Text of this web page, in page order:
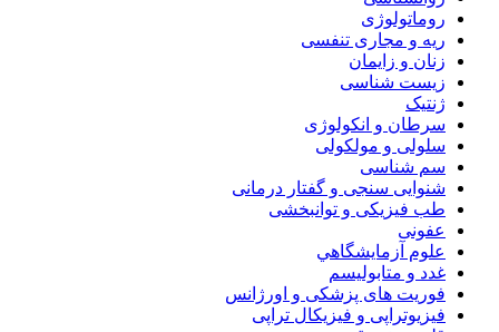
روماتولوژی
ریه و مجاری تنفسی
زنان و زایمان
زیست شناسی
ژنتیک
سرطان و انکولوژی
سلولی و مولکولی
سم شناسی
شنوایی سنجی و گفتار درمانی
طب فیزیکی و توانبخشی
عفونی
علوم آزمايشگاهي
غدد و متابولیسم
فوریت های پزشکی و اورژانس
فیزیوتراپی و فیزیکال تراپی